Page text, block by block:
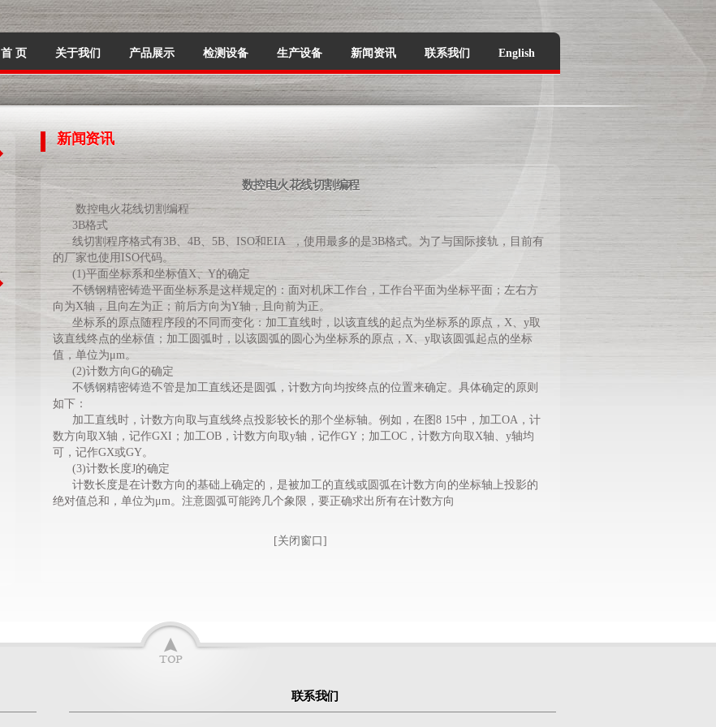
首 页 关于我们 产品展示 检测设备 生产设备 新闻资讯 联系我们 English
新闻资讯
数控电火花线切割编程
数控电火花线切割编程
3B格式
线切割程序格式有3B、4B、5B、ISO和EIA ，使用最多的是3B格式。为了与国际接轨，目前有
的厂家也使用ISO代码。
(1)平面坐标系和坐标值X、Y的确定
不锈钢精密铸造平面坐标系是这样规定的：面对机床工作台，工作台平面为坐标平面；左右方
向为X轴，且向左为正；前后方向为Y轴，且向前为正。
坐标系的原点随程序段的不同而变化：加工直线时，以该直线的起点为坐标系的原点，X、y取
该直线终点的坐标值；加工圆弧时，以该圆弧的圆心为坐标系的原点，X、y取该圆弧起点的坐标
值，单位为μm。
(2)计数方向G的确定
不锈钢精密铸造不管是加工直线还是圆弧，计数方向均按终点的位置来确定。具体确定的原则
如下：
加工直线时，计数方向取与直线终点投影较长的那个坐标轴。例如，在图8 15中，加工OA，计
数方向取X轴，记作GXI；加工OB，计数方向取y轴，记作GY；加工OC，计数方向取X轴、y轴均
可，记作GX或GY。
(3)计数长度J的确定
计数长度是在计数方向的基础上确定的，是被加工的直线或圆弧在计数方向的坐标轴上投影的
绝对值总和，单位为μm。注意圆弧可能跨几个象限，要正确求出所有在计数方向
[关闭窗口 ]
联系我们